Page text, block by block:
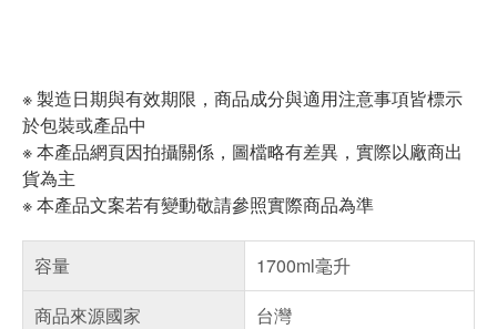
※ 製造日期與有效期限，商品成分與適用注意事項皆標示
於包裝或產品中
※ 本產品網頁因拍攝關係，圖檔略有差異，實際以廠商出
貨為主
※ 本產品文案若有變動敬請參照實際商品為準
容量
1700ml毫升
商品來源國家
台灣